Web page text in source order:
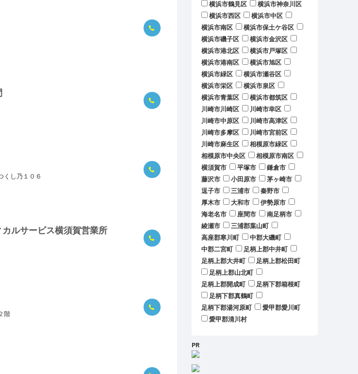
し乃１０６
ルサービス横須賀営業所
階
横浜市鶴見区
横浜市神奈川区
横浜市西区
横浜市中区
横浜市南区
横浜市保土ケ谷区
横浜市磯子区
横浜市金沢区
横浜市港北区
横浜市戸塚区
横浜市港南区
横浜市旭区
横浜市緑区
横浜市瀬谷区
横浜市栄区
横浜市泉区
横浜市青葉区
横浜市都筑区
川崎市川崎区
川崎市幸区
川崎市中原区
川崎市高津区
川崎市多摩区
川崎市宮前区
川崎市麻生区
相模原市緑区
相模原市中央区
相模原市南区
横須賀市
平塚市
鎌倉市
藤沢市
小田原市
茅ヶ崎市
逗子市
三浦市
秦野市
厚木市
大和市
伊勢原市
海老名市
座間市
南足柄市
綾瀬市
三浦郡葉山町
高座郡寒川町
中郡大磯町
中郡二宮町
足柄上郡中井町
足柄上郡大井町
足柄上郡松田町
足柄上郡山北町
足柄上郡開成町
足柄下郡箱根町
足柄下郡真鶴町
足柄下郡湯河原町
愛甲郡愛川町
愛甲郡清川村
PR